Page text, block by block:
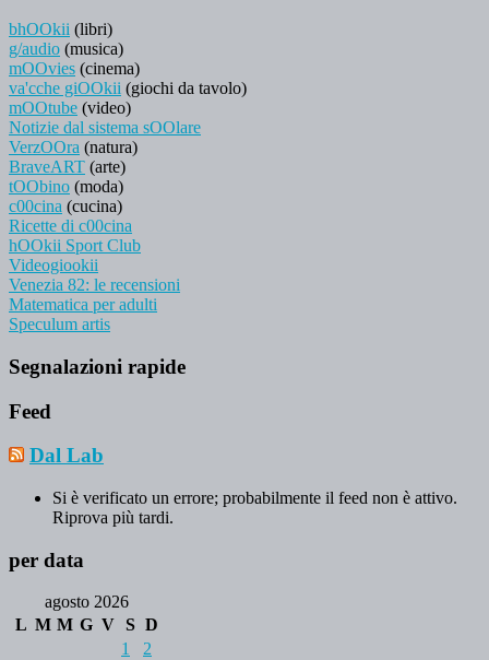
bhOOkii (libri)
g/audio (musica)
mOOvies (cinema)
va'cche giOOkii (giochi da tavolo)
mOOtube (video)
Notizie dal sistema sOOlare
VerzOOra (natura)
BraveART (arte)
tOObino (moda)
c00cina (cucina)
Ricette di c00cina
hOOkii Sport Club
Videogiookii
Venezia 82: le recensioni
Matematica per adulti
Speculum artis
Segnalazioni rapide
Feed
Dal Lab
Si è verificato un errore; probabilmente il feed non è attivo.
Riprova più tardi.
per data
agosto 2026
L M M G V S D
1
2